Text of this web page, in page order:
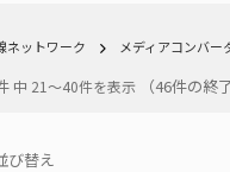
ネットワーク メディアコンバー
中 21〜40件を表示 （46件の終
び替え